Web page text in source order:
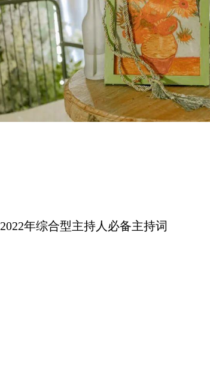
2022年综合型主持人必备主持词